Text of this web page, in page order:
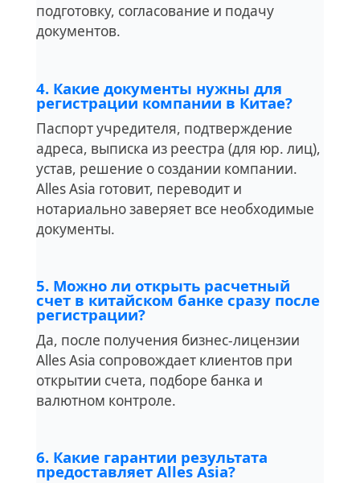
подготовку, согласование и подачу
документов.
4. Какие документы нужны для
регистрации компании в Китае?
Паспорт учредителя, подтверждение
адреса, выписка из реестра (для юр. лиц),
устав, решение о создании компании.
Alles Asia готовит, переводит и
нотариально заверяет все необходимые
документы.
5. Можно ли открыть расчетный
счет в китайском банке сразу после
регистрации?
Да, после получения бизнес-лицензии
Alles Asia сопровождает клиентов при
открытии счета, подборе банка и
валютном контроле.
6. Какие гарантии результата
предоставляет Alles Asia?